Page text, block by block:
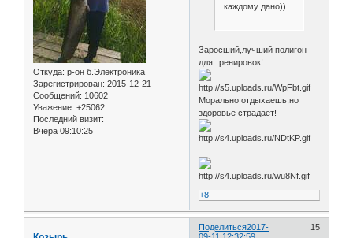
Откуда: р-он б.Электроника
Зарегистрирован: 2015-12-21
Сообщений: 10602
Уважение: +25062
Последний визит:
Вчера 09:10:25
каждому дано))
Заросший,лучший полигон
для тренировок!
Морально отдыхаешь,но
здоровье страдает!
+8
Поделиться 15
2017-
09-11 12:32:59